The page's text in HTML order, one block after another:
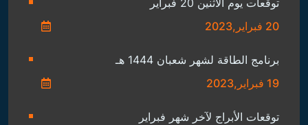
توقعات يوم الاثنين 20 فبراير
20 فبراير,2023
برنامج الطاقة لشهر شعبان 1444 هـ
19 فبراير,2023
توقعات الأبراج لآخر شهر فبراير